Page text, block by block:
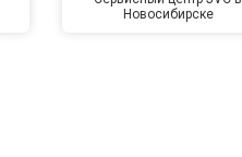
Новосибирске